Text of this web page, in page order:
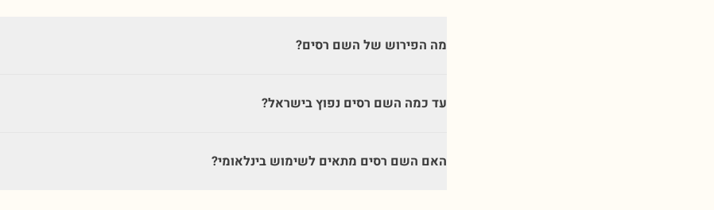
מה הפירוש של השם רסים?
עד כמה השם רסים נפוץ בישראל?
האם השם רסים מתאים לשימוש בינלאומי?